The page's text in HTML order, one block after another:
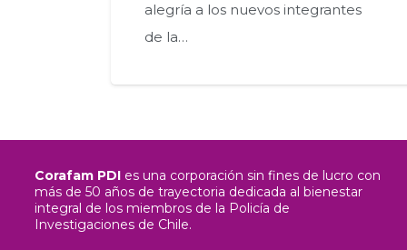
alegría a los nuevos integrantes
de la…
Corafam PDIes una corporación sin fines de lucro con
más de 50 años de trayectoria dedicada al bienestar
integral de los miembros de la Policía de
Investigaciones de Chile.